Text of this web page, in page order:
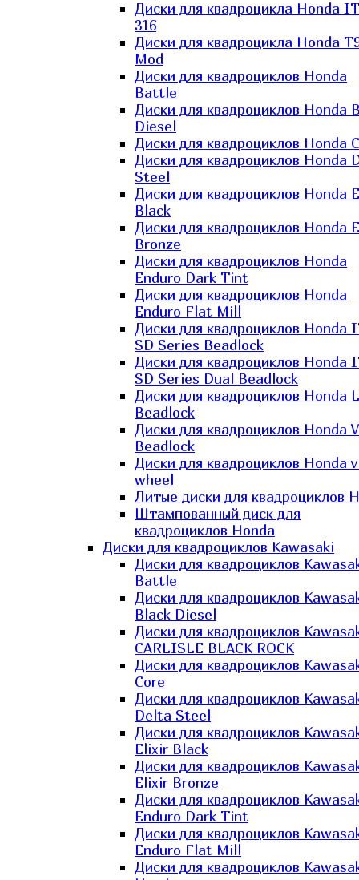
Диски для квадроцикла Honda
316
Диски для квадроцикла Honda
Mod
Диски для квадроциклов Honda
Battle
Диски для квадроциклов Honda
Diesel
Диски для квадроциклов Honda
Диски для квадроциклов Honda
Steel
Диски для квадроциклов Honda
Black
Диски для квадроциклов Honda
Bronze
Диски для квадроциклов Honda
Enduro Dark Tint
Диски для квадроциклов Honda
Enduro Flat Mill
Диски для квадроциклов Honda
SD Series Beadlock
Диски для квадроциклов Honda
SD Series Dual Beadlock
Диски для квадроциклов Honda
Beadlock
Диски для квадроциклов Honda
Beadlock
Диски для квадроциклов Honda
wheel
Литые диски для квадроциклов
Штампованный диск для
квадроциклов Honda
Диски для квадроциклов Kawasaki
Диски для квадроциклов
Battle
Диски для квадроциклов
Black Diesel
Диски для квадроциклов
CARLISLE BLACK ROCK
Диски для квадроциклов
Core
Диски для квадроциклов
Delta Steel
Диски для квадроциклов
Elixir Black
Диски для квадроциклов
Elixir Bronze
Диски для квадроциклов
Enduro Dark Tint
Диски для квадроциклов
Enduro Flat Mill
Диски для квадроциклов